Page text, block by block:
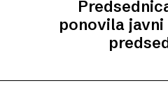
ponovila javni